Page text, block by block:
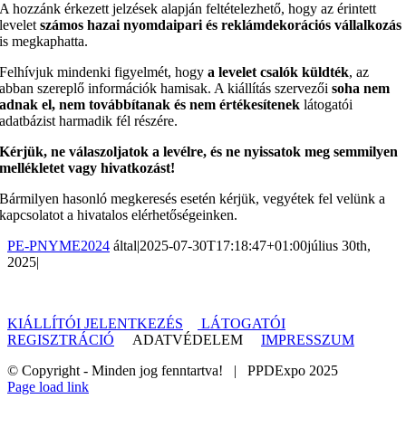
A hozzánk érkezett jelzések alapján feltételezhető, hogy az érintett
leveletszámos hazai nyomdaipari és reklámdekorációs vállalkozás
is megkaphatta.
Felhívjuk mindenki figyelmét, hogya levelet csalók küldték, az
abban szereplő információk hamisak. A kiállítás szervezőisoha nem
adnak el, nem továbbítanak és nem értékesítenek látogatói
adatbázist harmadik fél részére.
Kérjük, ne válaszoljatok a levélre, és ne nyissatok meg semmilyen
mellékletet vagy hivatkozást!
Bármilyen hasonló megkeresés esetén kérjük, vegyétek fel velünk a
kapcsolatot a hivatalos elérhetőségeinken.
PE-PNYME2024 által|2025-07-30T17:18:47+01:00július 30th,
2025|
KIÁLLÍTÓI JELENTKEZÉS
LÁTOGATÓI
REGISZTRÁCIÓ ADATVÉDELEM IMPRESSZUM
© Copyright - Minden jog fenntartva! | PPDExpo 2025
Page load link